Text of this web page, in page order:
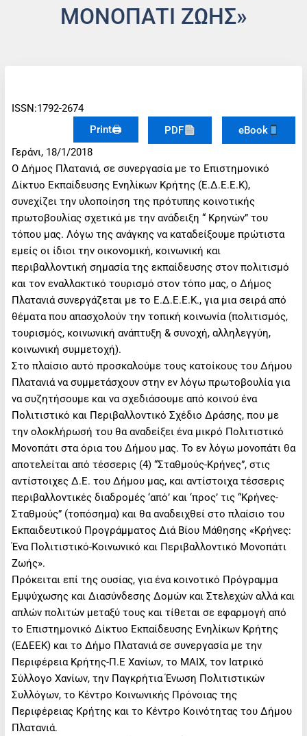
ΜΟΝΟΠΆΤΙ ΖΩΉΣ»
ISSN:1792-2674
Print🖨
PDF
eBook
Γεράνι, 18/1/2018
Ο Δήμος Πλατανιά, σε συνεργασία με το Επιστημονικό
Δίκτυο Εκπαίδευσης Ενηλίκων Κρήτης (Ε.Δ.Ε.Ε.Κ),
συνεχίζει την υλοποίηση της πρότυπης κοινοτικής
πρωτοβουλίας σχετικά με την ανάδειξη “ Κρηνών” του
τόπου μας. Λόγω της ανάγκης να καταδείξουμε πρώτιστα
εμείς οι ίδιοι την οικονομική, κοινωνική και
περιβαλλοντική σημασία της εκπαίδευσης στον πολιτισμό
και τον εναλλακτικό τουρισμό στον τόπο μας, ο Δήμος
Πλατανιά συνεργάζεται με το Ε.Δ.Ε.Ε.Κ., για μια σειρά από
θέματα που απασχολούν την τοπική κοινωνία (πολιτισμός,
τουρισμός, κοινωνική ανάπτυξη & συνοχή, αλληλεγγύη,
κοινωνική συμμετοχή).
Στο πλαίσιο αυτό προσκαλούμε τους κατοίκους του Δήμου
Πλατανιά να συμμετάσχουν στην εν λόγω πρωτοβουλία για
να συζητήσουμε και να σχεδιάσουμε από κοινού ένα
Πολιτιστικό και Περιβαλλοντικό Σχέδιο Δράσης, που με
την ολοκλήρωσή του θα αναδείξει ένα μικρό Πολιτιστικό
Μονοπάτι στα όρια του Δήμου μας. Το εν λόγω μονοπάτι θα
αποτελείται από τέσσερις (4) “Σταθμούς-Κρήνες”, στις
αντίστοιχες Δ.Ε. του Δήμου μας, και αντίστοιχα τέσσερις
περιβαλλοντικές διαδρομές ‘από’ και ‘προς’ τις “Κρήνες-
Σταθμούς” (τοπόσημα) και θα αναδειχθεί στο πλαίσιο του
Εκπαιδευτικού Προγράμματος Διά Βίου Μάθησης «Κρήνες:
Ένα Πολιτιστικό-Κοινωνικό και Περιβαλλοντικό Μονοπάτι
Ζωής».
Πρόκειται επί της ουσίας, για ένα κοινοτικό Πρόγραμμα
Εμψύχωσης και Διασύνδεσης Δομών και Στελεχών αλλά και
απλών πολιτών μεταξύ τους και τίθεται σε εφαρμογή από
το Επιστημονικό Δίκτυο Εκπαίδευσης Ενηλίκων Κρήτης
(ΕΔΕΕΚ) και το Δήμο Πλατανιά σε συνεργασία με την
Περιφέρεια Κρήτης-Π.Ε Χανίων, το ΜΑΙΧ, τον Ιατρικό
Σύλλογο Χανίων, την Παγκρήτια Ένωση Πολιτιστικών
Συλλόγων, το Κέντρο Κοινωνικής Πρόνοιας της
Περιφέρειας Κρήτης και το Κέντρο Κοινότητας του Δήμου
Πλατανιά.